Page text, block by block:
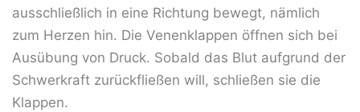
ausschließlich in eine Richtung bewegt, nämlich
zum Herzen hin. Die Venenklappen öffnen sich bei
Ausübung von Druck. Sobald das Blut aufgrund der
Schwerkraft zurückfließen will, schließen sie die
Klappen.